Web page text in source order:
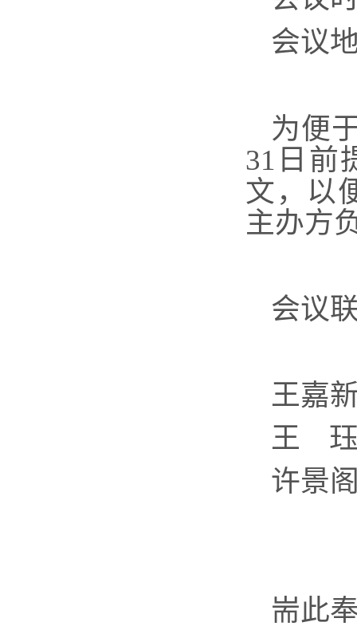
会议
为便
31 日前
文，以
主办方
会议
王嘉
王
许景
耑此